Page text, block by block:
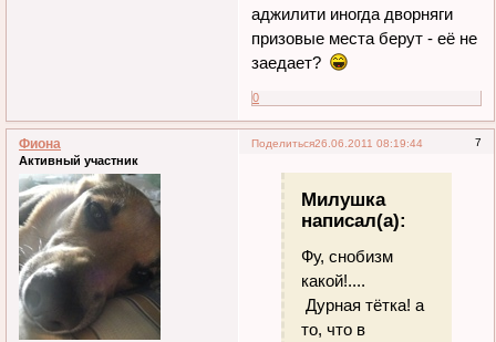
аджилити иногда дворняги
призовые места берут - её не
заедает?
0
Поделиться 7
26.06.2011 08:19:44
Фиона
Активный участник
Милушка
написал(а):
Фу, снобизм
какой!....
Дурная тётка! а
то, что в